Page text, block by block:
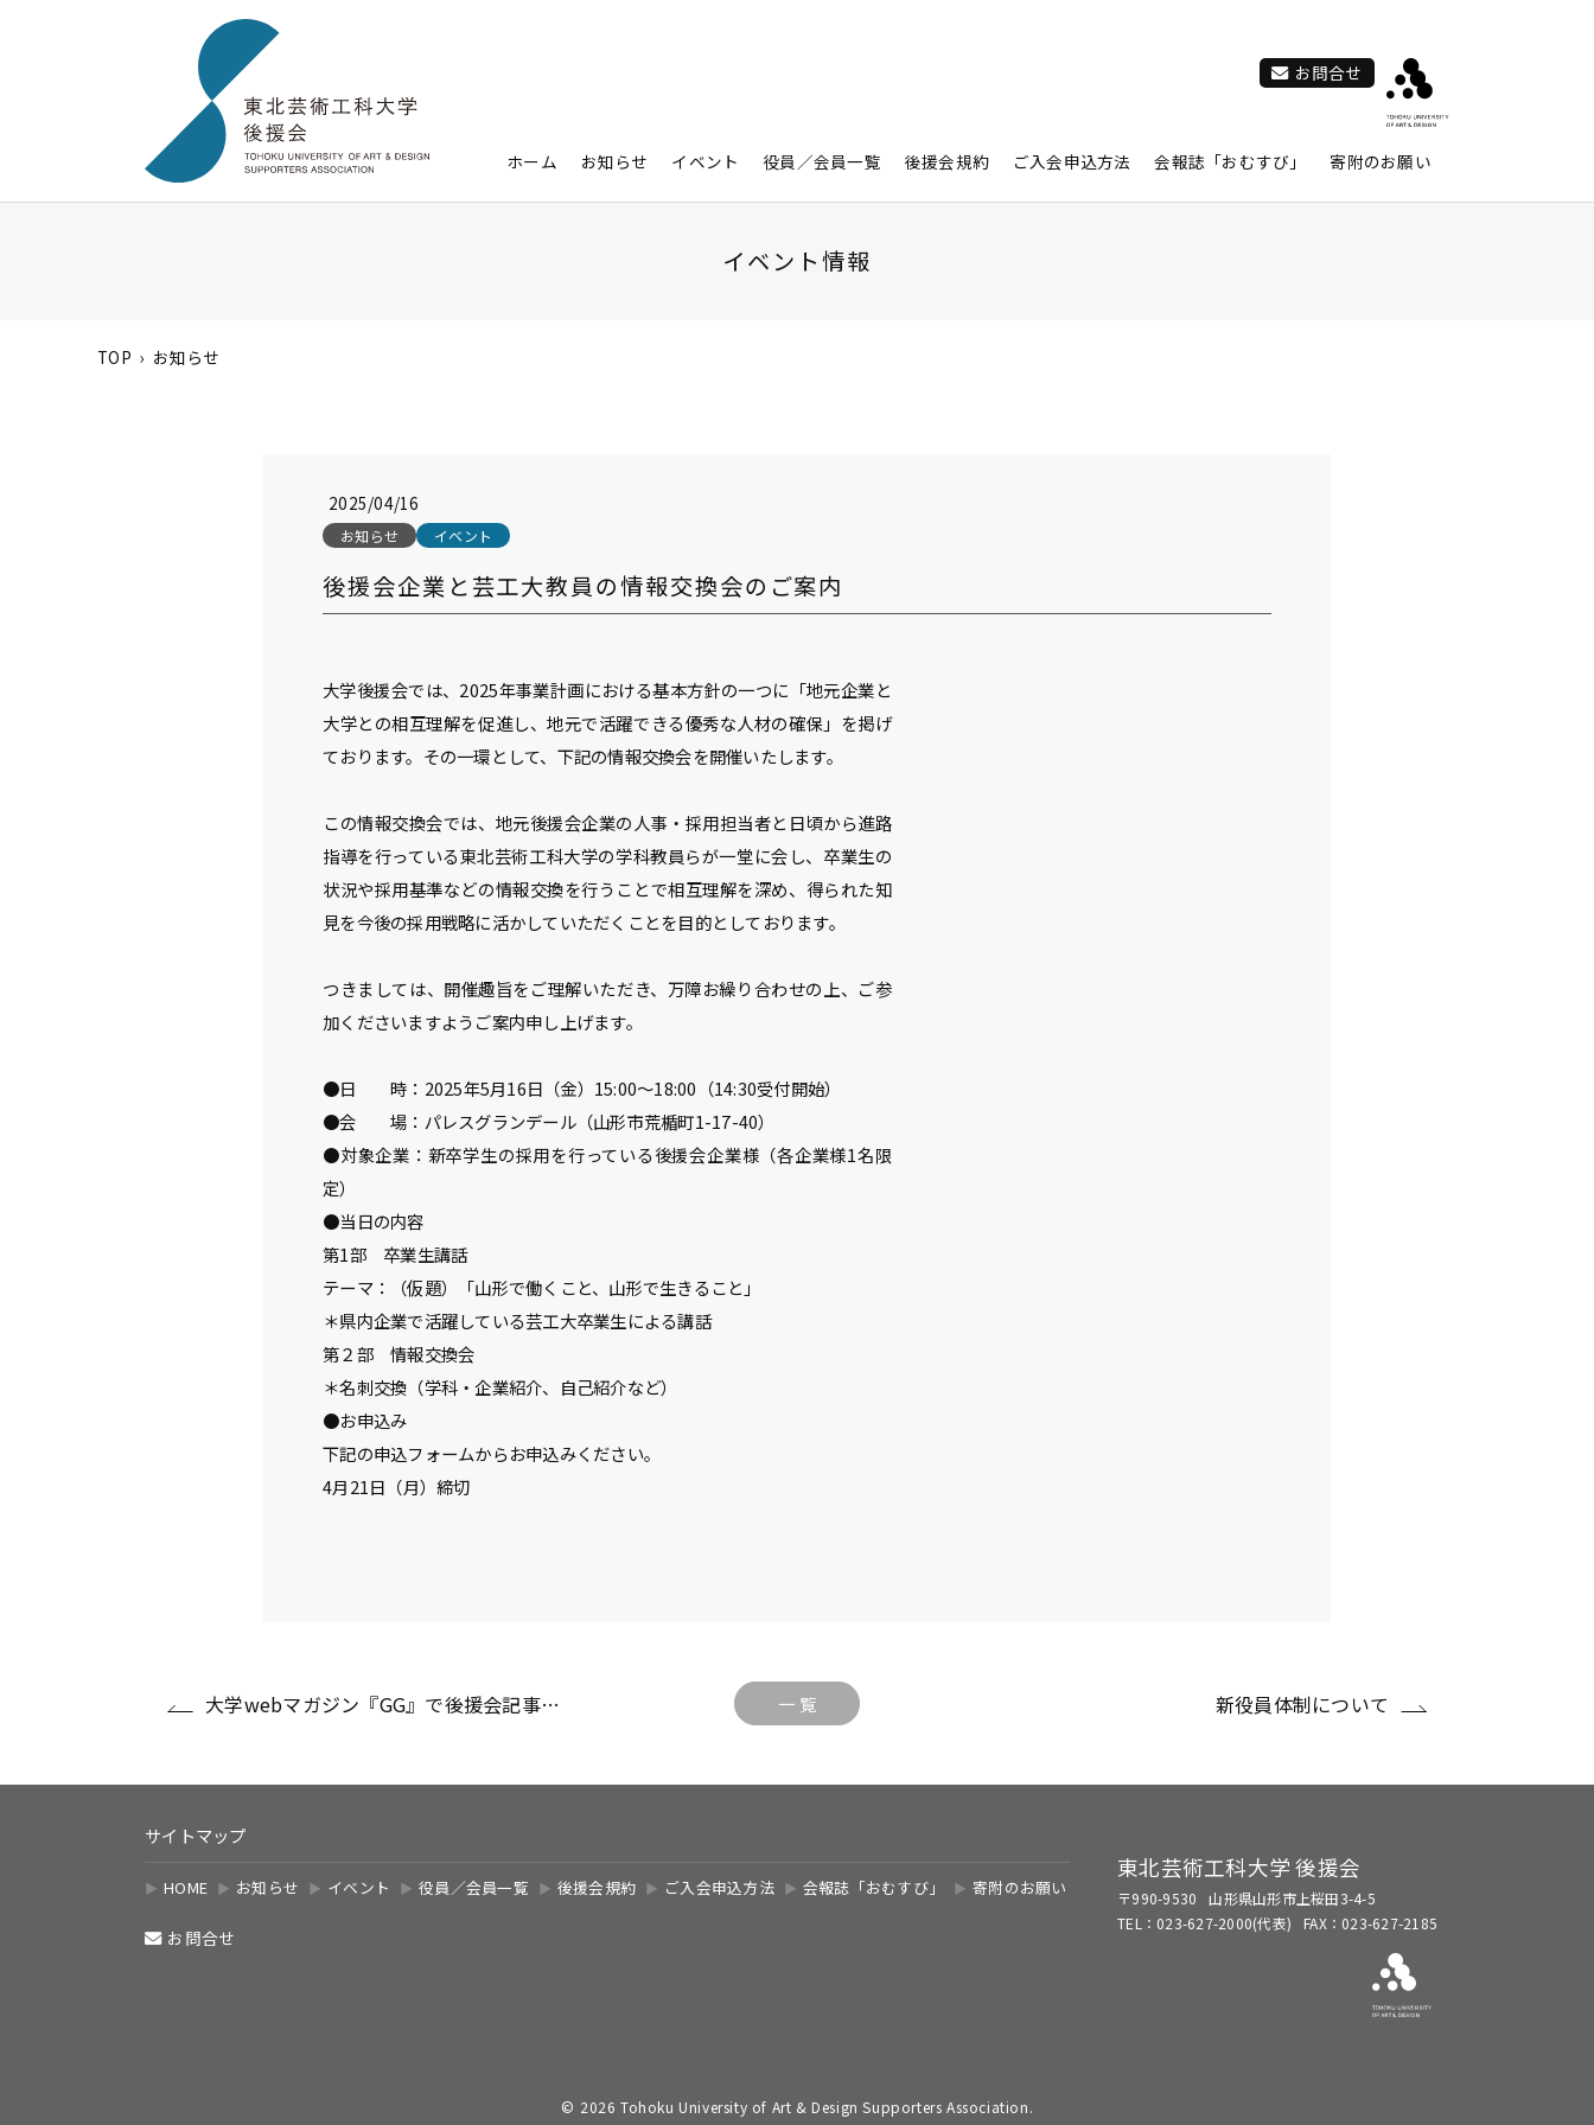
お問合せ
ホーム お知らせ イベント 役員／会員一覧 後援会規約 ご入会申込方法 会報誌「おむすび」 寄附のお願い
イベント情報
TOP お知らせ
2025/04/16
お知らせ イベント
後援会企業と芸工大教員の情報交換会のご案内
大学後援会では、2025年事業計画における基本方針の一つに「地元企業と
大学との相互理解を促進し、地元で活躍できる優秀な人材の確保」を掲げ
ております。その一環として、下記の情報交換会を開催いたします。
この情報交換会では、地元後援会企業の人事・採用担当者と日頃から進路
指導を行っている東北芸術工科大学の学科教員らが一堂に会し、卒業生の
状況や採用基準などの情報交換を行うことで相互理解を深め、得られた知
見を今後の採用戦略に活かしていただくことを目的としております。
つきましては、開催趣旨をご理解いただき、万障お繰り合わせの上、ご参
加くださいますようご案内申し上げます。
●日 時：2025年5月16日（金）15:00～18:00（14:30受付開始）
●会 場：パレスグランデール（山形市荒楯町1-17-40）
●対象企業：新卒学生の採用を行っている後援会企業様（各企業様1名限
定）
●当日の内容
第1部 卒業生講話
テーマ：（仮題）「山形で働くこと、山形で生きること」
＊県内企業で活躍している芸工大卒業生による講話
第２部 情報交換会
＊名刺交換（学科・企業紹介、自己紹介など）
●お申込み
下記の申込フォームからお申込みください。
4月21日（月）締切
大学webマガジン『GG』で後援会記事… 一 覧 新役員体制について
サイトマップ
HOME お知らせ イベント 役員／会員一覧 後援会規約 ご入会申込方法 会報誌「おむすび」 寄附のお願い
お問合せ
東北芸術工科大学 後援会
〒990-9530
山形県山形市上桜田3-4-5
TEL：023-627-2000(代表)
FAX：023-627-2185
© 2026 Tohoku University of Art & Design Supporters Association.